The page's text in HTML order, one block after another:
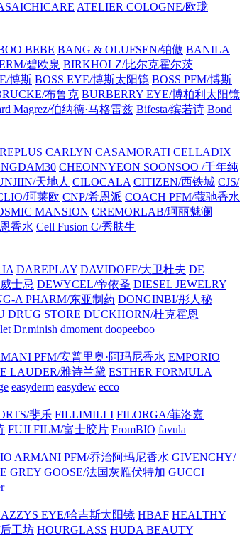
ATELIER COLOGNE/欧珑
BEBE BANG & OLUFSEN/铂傲 BANILA
碧欧泉 BIRKHOLZ/比尔克霍尔茨
博斯 BOSS EYE/博斯太阳镜 BOSS PFM/博斯
布鲁克 BURBERRY EYE/博柏利太阳镜
Magrez/伯纳德·马格雷兹 Bifesta/缤若诗 Bond
CARLYN CASAMORATI CELLADIX
CHEONNYEON SOONSOO /千年纯
天地人 CILOCALA CITIZEN/西铁城 CJS/
珂莱欧 CNP/希恩派 COACH PFM/蔻驰香水
MANSION CREMORLAB/珂丽魅澜
香水 Cell Fusion C/秀肤生
DAREPLAY DAVIDOFF/大卫杜夫 DE
士忌 DEWYCEL/帝依圣 DIESEL JEWELRY
A PHARM/东亚制药 DONGINBI/彤人秘
DRUG STORE DUCKHORN/杜克霍恩
Dr.minish dmoment doopeeboo
PFM/安普里奥·阿玛尼香水 EMPORIO
LAUDER/雅诗兰黛 ESTHER FORMULA
easyderm easydew ecco
斐乐 FILLIMILLI FILORGA/菲洛嘉
FUJI FILM/富士胶片 FromBIO favula
ARMANI PFM/乔治阿玛尼香水 GIVENCHY/
GREY GOOSE/法国灰雁伏特加 GUCCI
EYE/哈吉斯太阳镜 HBAF HEALTHY
工坊 HOURGLASS HUDA BEAUTY